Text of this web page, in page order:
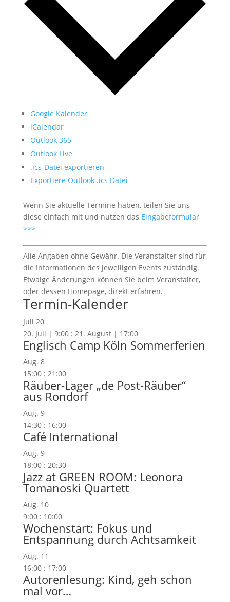
Google Kalender
iCalendar
Outlook 365
Outlook Live
.ics-Datei exportieren
Exportiere Outlook .ics Datei
Wenn Sie aktuelle Termine haben, teilen Sie uns
diese einfach mit und nutzen das Eingabeformular
>>>
Alle Angaben ohne Gewähr. Die Veranstalter sind für
die Informationen des jeweiligen Events zuständig.
Etwaige Änderungen können Sie beim Veranstalter,
oder dessen Homepage, direkt erfahren.
Termin-Kalender
Juli 20
20. Juli | 9:00: 21. August | 17:00
Englisch Camp Köln Sommerferien
Aug. 8
15:00: 21:00
Räuber-Lager „de Post-Räuber“
aus Rondorf
Aug. 9
14:30: 16:00
Café International
Aug. 9
18:00: 20:30
Jazz at GREEN ROOM: Leonora
Tomanoski Quartett
Aug. 10
9:00: 10:00
Wochenstart: Fokus und
Entspannung durch Achtsamkeit
Aug. 11
16:00: 17:00
Autorenlesung: Kind, geh schon
mal vor…